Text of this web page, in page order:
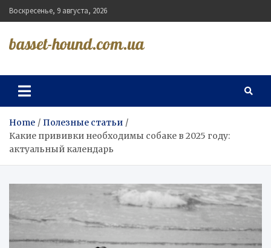
Skip
to
Воскресенье, 9 августа, 2026
basset-hound.com.ua
Home
Полезные статьи
Какие прививки необходимы собаке в 2025 году:
актуальный календарь